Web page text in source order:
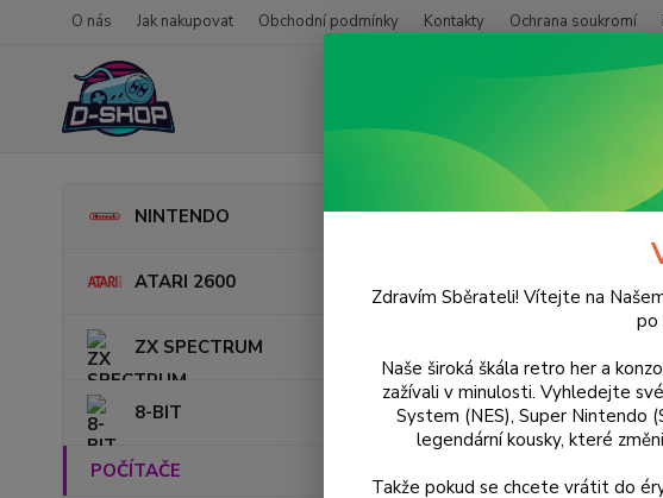
O nás Jak nakupovat Obchodní podmínky Kontakty Ochrana soukromí
NINTENDO
ATARI 2600
ZX SPECTRUM
8-BIT
POČÍTAČE
POČÍTAČE
Rise of
Zdravím Sběrateli! Vítejte na
po
Naše široká škála retro her a
zažívali v minulosti. Vyhledejte
System (NES), Super Nintendo
legendární kousky, které
Takže pokud se chcete vrátit do